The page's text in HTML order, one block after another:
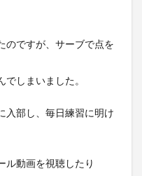
のですが、サーブで点を
しまいました。
入部し、毎日練習に明け
ル動画を視聴したり